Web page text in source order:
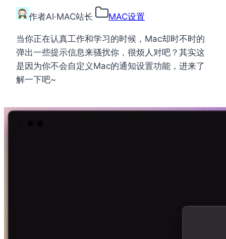
作者AI·MAC站长 MAC设置
当你正在认真工作和学习的时候，Mac却时不时的
弹出一些提示信息来骚扰你，很烦人对吧？其实这
是因为你不会自定义Mac的通知设置功能，进来了
解一下吧~